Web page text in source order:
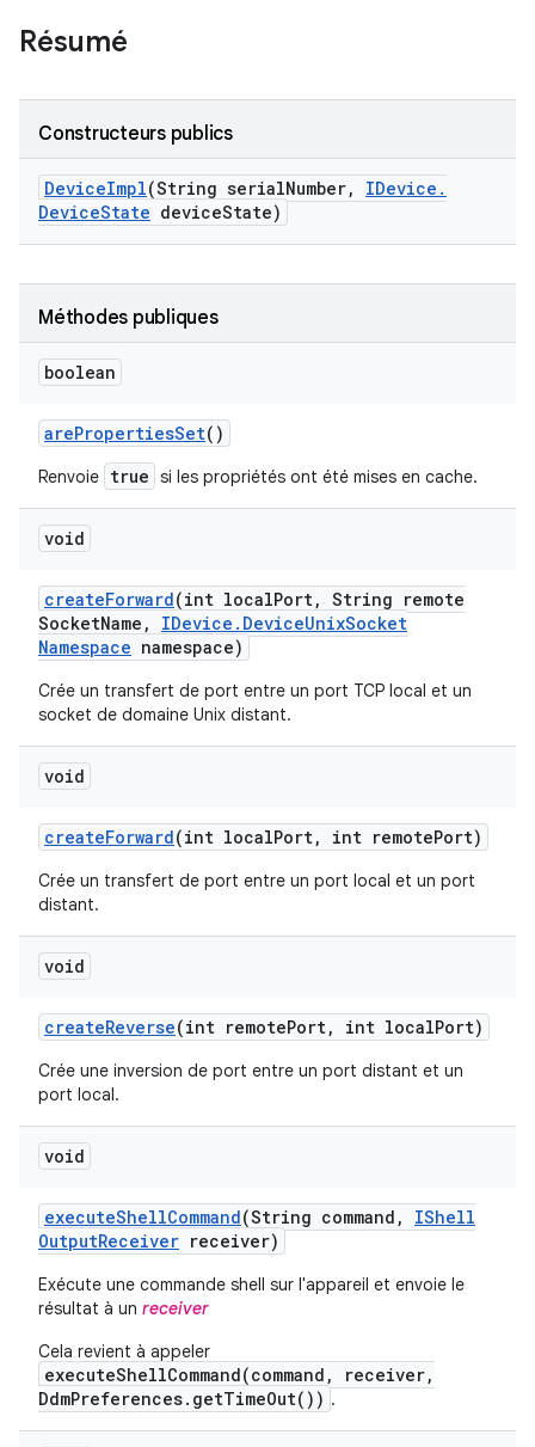
Résumé
Constructeurs publics
DeviceImpl(String serialNumber, IDevice .
DeviceState deviceState)
Méthodes publiques
boolean
arePropertiesSet()
Renvoie true si les propriétés ont été mises en cache.
void
createForward(int localPort, String remote
SocketName , IDevice . DeviceUnixSocket
Namespace namespace)
Crée un transfert de port entre un port TCP local et un
socket de domaine Unix distant.
void
createForward(int localPort, int remotePort)
Crée un transfert de port entre un port local et un port
distant.
void
createReverse(int remotePort, int localPort)
Crée une inversion de port entre un port distant et un
port local.
void
executeShellCommand(String command ,
IShell
OutputReceiver receiver)
Exécute une commande shell sur l'appareil et envoie le
résultat à un receiver
Cela revient à appeler
executeShellCommand(command, receiver,
DdmPreferences.getTimeOut()) .